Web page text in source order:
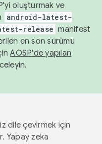
oluşturmak ve
android-latest-
release manifest
en son sürümü
AOSP'de yapılan
dile çevirmek için
Yapay zeka